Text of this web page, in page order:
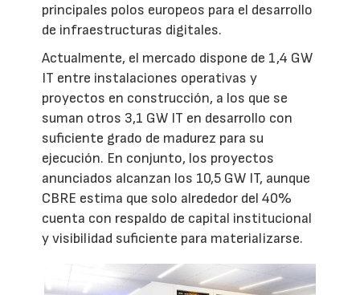
principales polos europeos para el desarrollo
de infraestructuras digitales.
Actualmente, el mercado dispone de 1,4 GW
IT entre instalaciones operativas y
proyectos en construcción, a los que se
suman otros 3,1 GW IT en desarrollo con
suficiente grado de madurez para su
ejecución. En conjunto, los proyectos
anunciados alcanzan los 10,5 GW IT, aunque
CBRE estima que solo alrededor del 40%
cuenta con respaldo de capital institucional
y visibilidad suficiente para materializarse.